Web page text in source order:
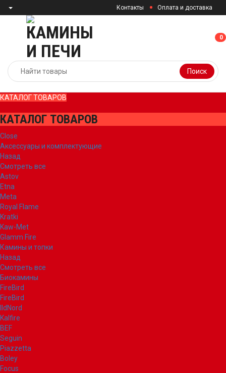
Контакты Оплата и доставка
Поиск
00
КАТАЛОГ ТОВАРОВ
КАТАЛОГ ТОВАРОВ
Close
Аксессуары и комплектующие
Назад
Смотреть все
Astov
Etna
Meta
Royal Flame
Kratki
Kaw-Met
Glamm Fire
Камины и топки
Назад
Смотреть все
Биокамины
FireBird
FireBird
IldNord
Kalfire
BEF
Seguin
Piazzetta
Boley
Focus